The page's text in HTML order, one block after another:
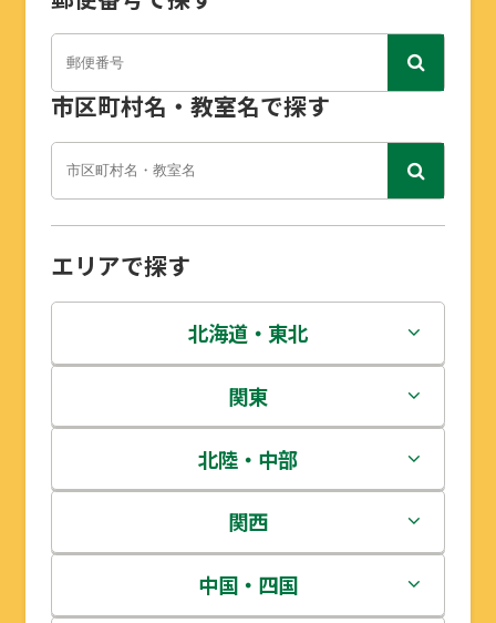
市区町村名・教室名で探す
エリアで探す
北海道・東北
北海道
青森県
岩手県
宮城県
関東
茨城県
栃木県
群馬県
北陸・中部
新潟県
富山県
関西
三重県
中国・四国